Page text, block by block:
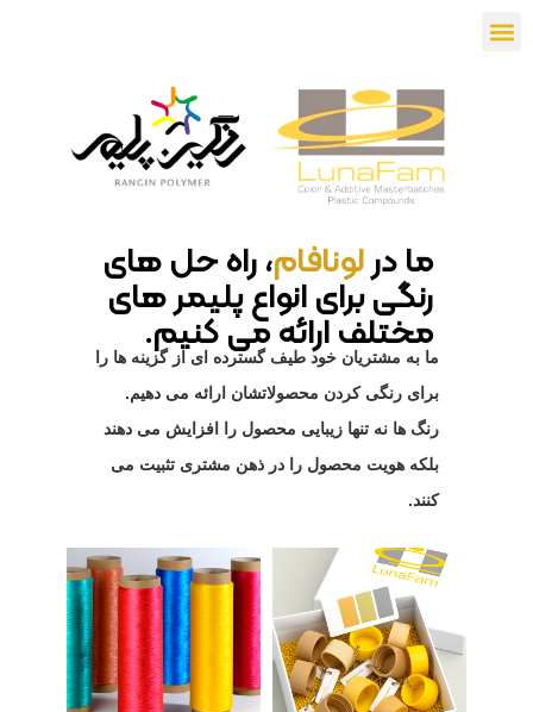
ما درلونافام، راه حل های
رنگی برای انواع پلیمر های
مختلف ارائه می کنیم.
ما به مشتریان خود طیف گسترده ای از گزینه ها را
برای رنگی کردن محصولاتشان ارائه می دهیم.
رنگ ها نه تنها زیبایی محصول را افزایش می دهند
بلکه هویت محصول را در ذهن مشتری تثبیت می
کنند.